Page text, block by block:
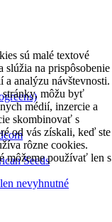
Seeds
sú malé textové
slúžia na prispôsobenie
analýzu návštevnosti.
stránky, môžu byť
médií, inzercie a
skombinovať s
od vás získali, keď ste
rôzne cookies.
môžeme používať len s
nevyhnutné